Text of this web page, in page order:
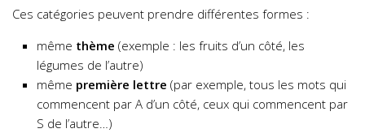
Ces catégories peuvent prendre différentes formes :
même thème (exemple : les fruits d’un côté, les
légumes de l’autre)
même première lettre (par exemple, tous les mots qui
commencent par A d’un côté, ceux qui commencent par
S de l’autre…)